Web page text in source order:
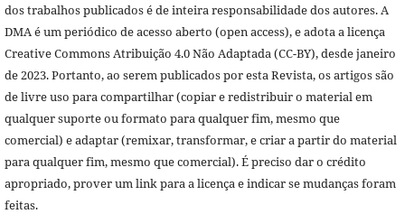
dos trabalhos publicados é de inteira responsabilidade dos autores. A
DMA é um periódico de acesso aberto (open access), e adota a licença
Creative Commons Atribuição 4.0 Não Adaptada (CC-BY), desde janeiro
de 2023. Portanto, ao serem publicados por esta Revista, os artigos são
de livre uso para compartilhar (copiar e redistribuir o material em
qualquer suporte ou formato para qualquer fim, mesmo que
comercial) e adaptar (remixar, transformar, e criar a partir do material
para qualquer fim, mesmo que comercial). É preciso dar o crédito
apropriado, prover um link para a licença e indicar se mudanças foram
feitas.